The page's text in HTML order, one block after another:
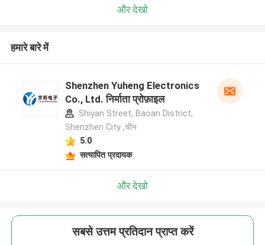
और देखो
हमारे बारे में
Shenzhen Yuheng Electronics
Co., Ltd. निर्माता प्रोफ़ाइल
Shiyan Street, Baoan District,
Shenzhen City ,चीन
5.0
सत्यापित प्रदायक
और देखो
सबसे उत्तम प्रतिदान प्राप्त करें